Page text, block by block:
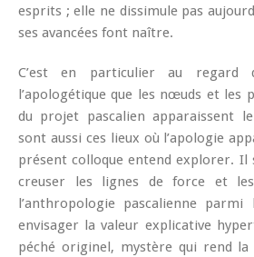
esprits ; elle ne dissimule pas
ses avancées font naître.
C’est en particulier au regard
l’apologétique que les nœuds et les
du projet pascalien apparaissent
sont aussi ces lieux où l’apologie
présent colloque entend explorer. Il
creuser les lignes de force et
l’anthropologie pascalienne parmi
envisager la valeur explicative
péché originel, mystère qui rend